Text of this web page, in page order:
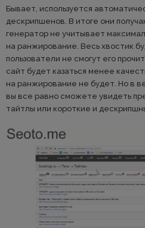
Бывает, используется
дескрипшенов. В итоге они
генератор не учитывает
на ранжирование. Весь хвостик
пользователи не смогут его
сайт будет казаться менее
на ранжирование не будет. Но в
вы все равно сможете увидеть
тайтлы или короткие и